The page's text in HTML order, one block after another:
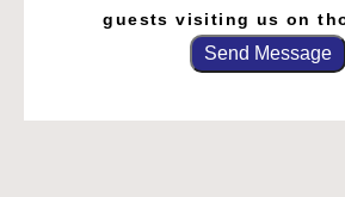
guests visiting us on
Send Message